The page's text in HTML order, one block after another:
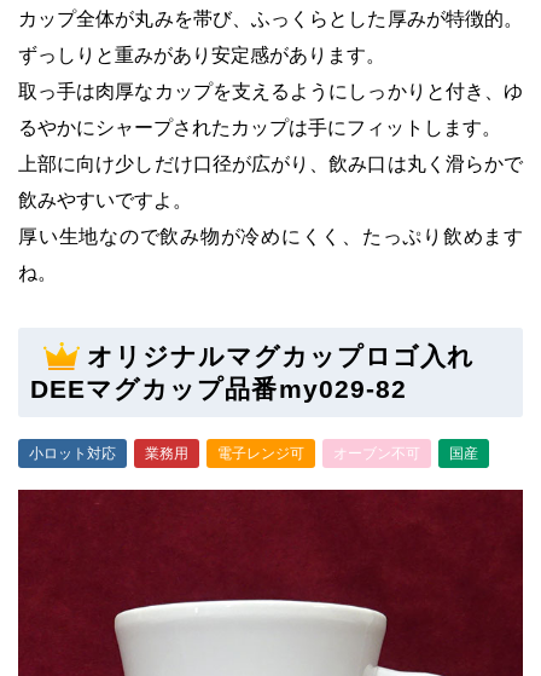
カップ全体が丸みを帯び、ふっくらとした厚みが特徴的。
ずっしりと重みがあり安定感があります。
取っ手は肉厚なカップを支えるようにしっかりと付き、ゆ
るやかにシャープされたカップは手にフィットします。
上部に向け少しだけ口径が広がり、飲み口は丸く滑らかで
飲みやすいですよ。
厚い生地なので飲み物が冷めにくく、たっぷり飲めます
ね。
オリジナルマグカップロゴ入れ
DEEマグカップ品番my029-82
小ロット対応 業務用 電子レンジ可 オーブン不可 国産